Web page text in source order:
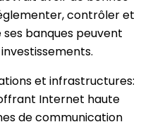
contrôler et
ses banques peuvent
et infrastructures:
Internet haute
de communication